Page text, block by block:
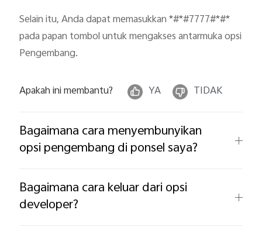
Selain itu, Anda dapat memasukkan *#*#7777#*#*
pada papan tombol untuk mengakses antarmuka opsi
Pengembang.
Apakah ini membantu? YA TIDAK
Bagaimana cara menyembunyikan
opsi pengembang di ponsel saya?
Bagaimana cara keluar dari opsi
developer?